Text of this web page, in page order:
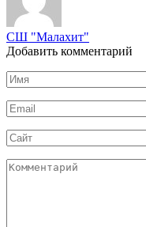
СШ "Малахит"
Добавить комментарий
Имя
*
Email
*
Сайт
Комментарий